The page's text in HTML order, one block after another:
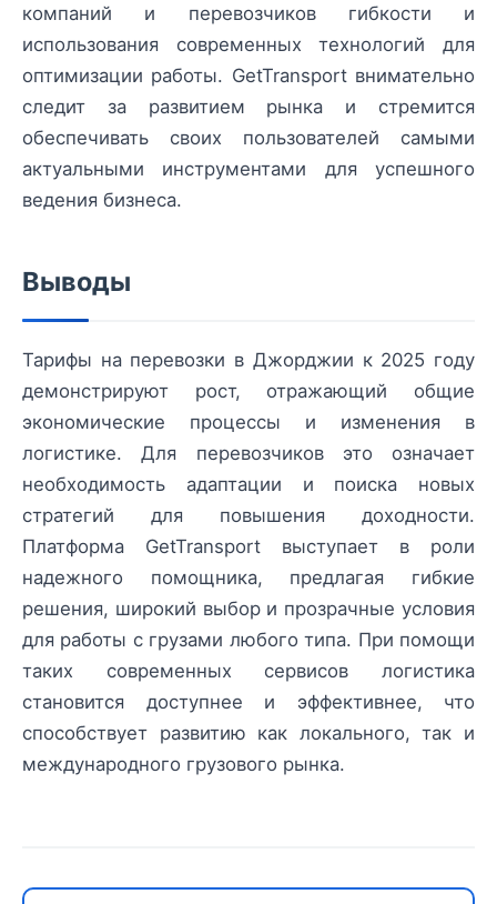
компаний и перевозчиков гибкости и
использования современных технологий для
оптимизации работы. GetTransport внимательно
следит за развитием рынка и стремится
обеспечивать своих пользователей самыми
актуальными инструментами для успешного
ведения бизнеса.
Выводы
Тарифы на перевозки в Джорджии к 2025 году
демонстрируют рост, отражающий общие
экономические процессы и изменения в
логистике. Для перевозчиков это означает
необходимость адаптации и поиска новых
стратегий для повышения доходности.
Платформа GetTransport выступает в роли
надежного помощника, предлагая гибкие
решения, широкий выбор и прозрачные условия
для работы с грузами любого типа. При помощи
таких современных сервисов логистика
становится доступнее и эффективнее, что
способствует развитию как локального, так и
международного грузового рынка.